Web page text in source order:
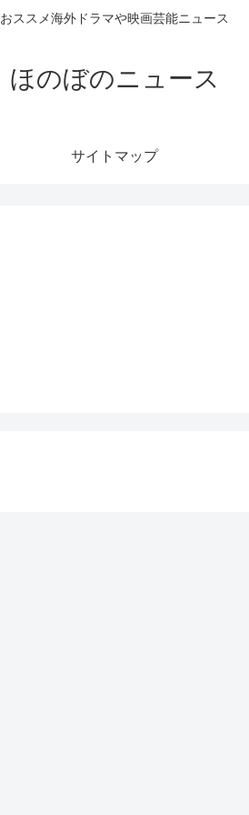
おススメ海外ドラマや映画芸能ニュース
ほのぼのニュース
サイトマップ